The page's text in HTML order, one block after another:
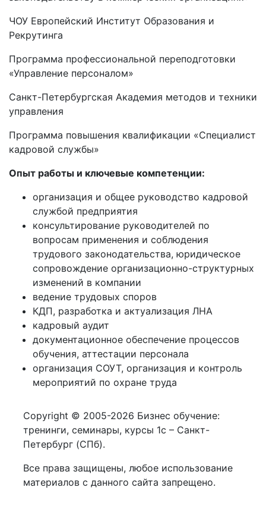
ЧОУ Европейский Институт Образования и
Рекрутинга
Программа профессиональной переподготовки
«Управление персоналом»
Санкт-Петербургская Академия методов и техники
управления
Программа повышения квалификации «Специалист
кадровой службы»
Опыт работы и ключевые компетенции:
организация и общее руководство кадровой
службой предприятия
консультирование руководителей по
вопросам применения и соблюдения
трудового законодательства, юридическое
сопровождение организационно-структурных
изменений в компании
ведение трудовых споров
КДП, разработка и актуализация ЛНА
кадровый аудит
документационное обеспечение процессов
обучения, аттестации персонала
организация СОУТ, организация и контроль
мероприятий по охране труда
Copyright © 2005-2026 Бизнес обучение:
тренинги, семинары, курсы 1с – Санкт-
Петербург (СПб).
Все права защищены, любое использование
материалов с данного сайта запрещено.